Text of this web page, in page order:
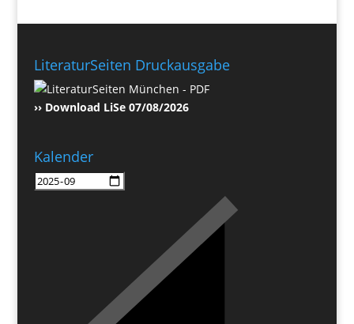
LiteraturSeiten Druckausgabe
›› Download LiSe 07/08/2026
Kalender